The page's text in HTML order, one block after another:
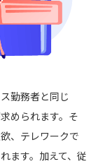
勤務者と同じ
められます。そ
、テレワークで
ます。加えて、従